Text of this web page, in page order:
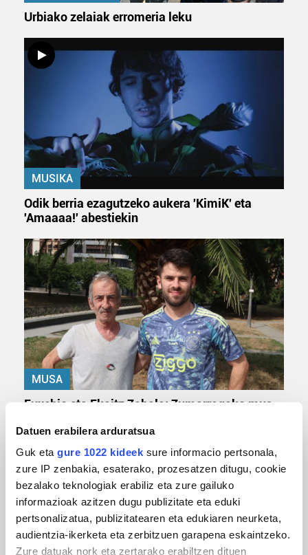
Datuen erabilera arduratsua
Guk eta gure 1022 kideek sure informacio pertsonala,
zure IP zenbakia, esaterako, prozesatzen ditugu, cookie
bezalako teknologiak erabiliz eta zure gailuko
informazioak azitzen dugu publizitate eta eduki
pertsonalizatua, publizitatearen eta edukiaren neurketa,
audientzia-ikerketa eta zerbitzuen garapena eskaintzeko.
Zure datuak nork eta zertarako erabiltzen dituen
Urbiako zelaiak erromeria leku
MUSIKA
Odik berria ezagutzeko aukera 'KimiK' eta
'Amaaaa!' abestiekin
MUSA
Euxebio eta Ekaitz Zabala: Zumarragako mus